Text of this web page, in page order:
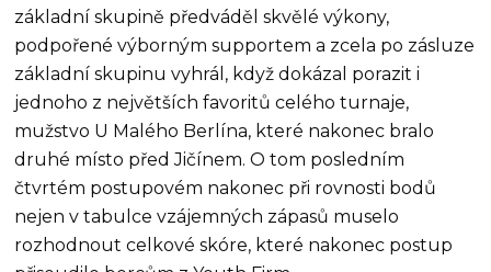
základní skupině předváděl skvělé výkony,
podpořené výborným supportem a zcela po zásluze
základní skupinu vyhrál, když dokázal porazit i
jednoho z největších favoritů celého turnaje,
mužstvo U Malého Berlína, které nakonec bralo
druhé místo před Jičínem. O tom posledním
čtvrtém postupovém nakonec při rovnosti bodů
nejen v tabulce vzájemných zápasů muselo
rozhodnout celkové skóre, které nakonec postup